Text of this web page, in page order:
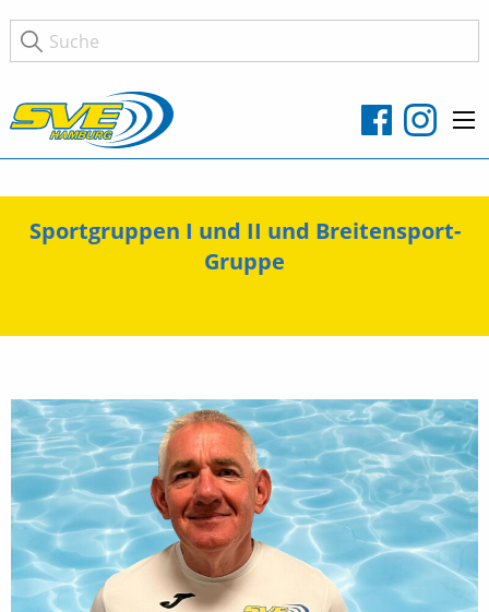
Sportgruppen I und II und Breitensport-
Gruppe